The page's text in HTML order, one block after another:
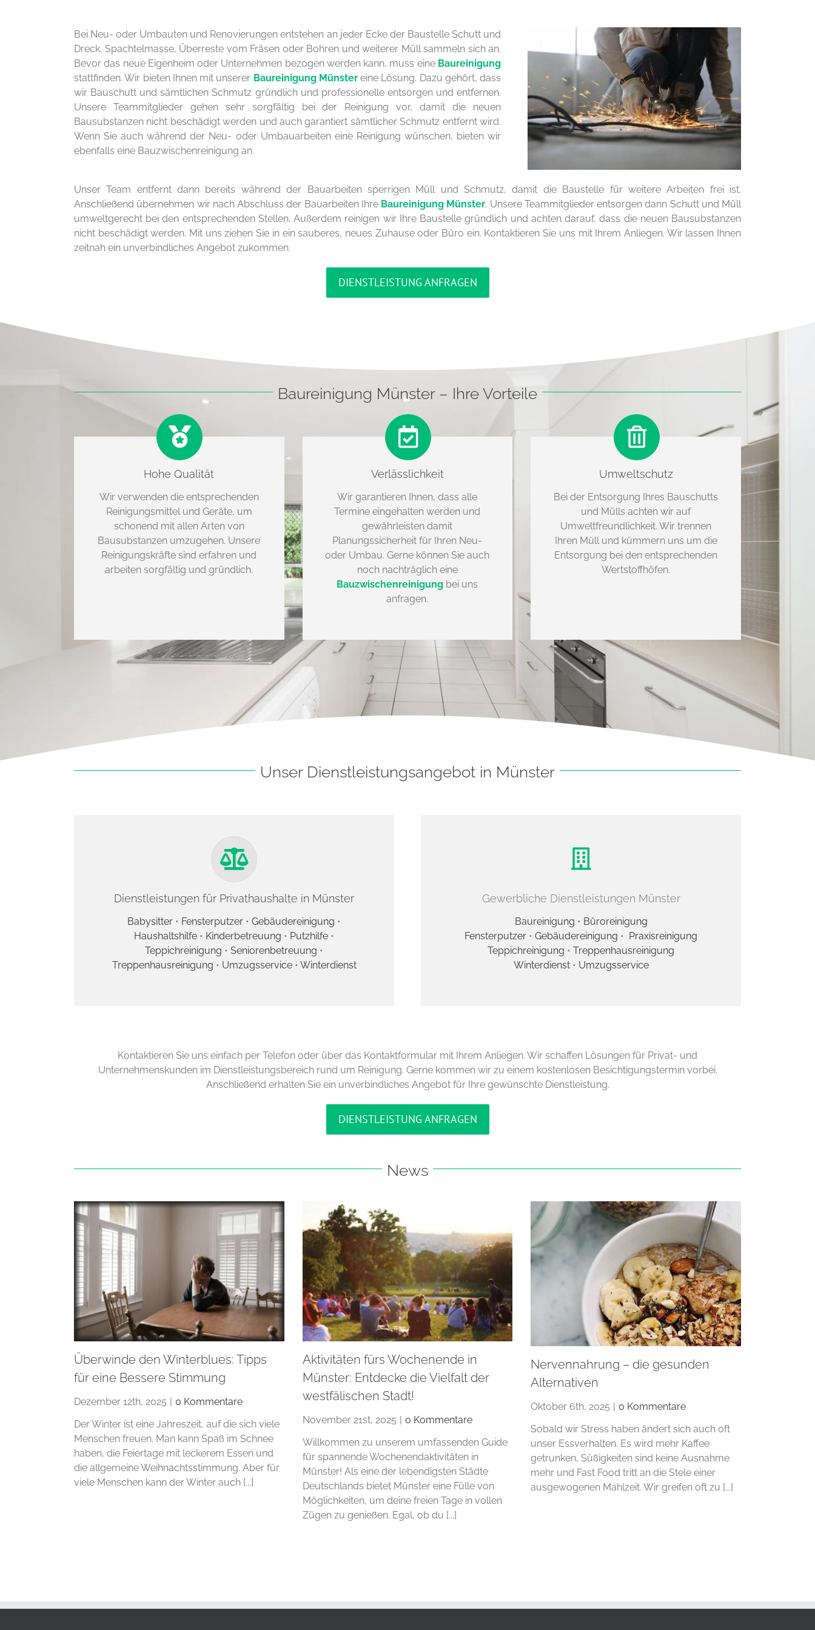
Bei Neu- oder Umbauten und Renovierungen entstehen an jeder Ecke der Baustelle Schutt und
Dreck. Spachtelmasse, Überreste vom Fräsen oder Bohren und weiterer Müll sammeln sich an.
Bevor das neue Eigenheim oder Unternehmen bezogen werden kann, muss eine Baureinigung
stattfinden. Wir bieten Ihnen mit unserer Baureinigung Münstereine Lösung. Dazu gehört, dass
wir Bauschutt und sämtlichen Schmutz gründlich und professionelle entsorgen und entfernen.
Unsere Teammitglieder gehen sehr sorgfältig bei der Reinigung vor, damit die neuen
Bausubstanzen nicht beschädigt werden und auch garantiert sämtlicher Schmutz entfernt wird.
Wenn Sie auch während der Neu- oder Umbauarbeiten eine Reinigung wünschen, bieten wir
ebenfalls eine Bauzwischenreinigung an.
Unser Team entfernt dann bereits während der Bauarbeiten sperrigen Müll und Schmutz, damit die Baustelle für weitere Arbeiten frei ist.
Anschließend übernehmen wir nach Abschluss der Bauarbeiten Ihre Baureinigung Münster. Unsere Teammitglieder entsorgen dann Schutt und Müll
umweltgerecht bei den entsprechenden Stellen. Außerdem reinigen wir Ihre Baustelle gründlich und achten darauf, dass die neuen Bausubstanzen
nicht beschädigt werden. Mit uns ziehen Sie in ein sauberes, neues Zuhause oder Büro ein. Kontaktieren Sie uns mit Ihrem Anliegen. Wir lassen Ihnen
zeitnah ein unverbindliches Angebot zukommen.
DIENSTLEISTUNG ANFRAGEN
Baureinigung Münster – Ihre Vorteile
Hohe Qualität
Wir verwenden die entsprechenden
Reinigungsmittel und Geräte, um
schonend mit allen Arten von
Bausubstanzen umzugehen. Unsere
Reinigungskräfte sind erfahren und
arbeiten sorgfältig und gründlich.
Verlässlichkeit
Wir garantieren Ihnen, dass alle
Termine eingehalten werden und
gewährleisten damit
Planungssicherheit für Ihren Neu-
oder Umbau. Gerne können Sie auch
noch nachträglich eine
Bauzwischenreinigung bei uns
anfragen.
Umweltschutz
Bei der Entsorgung Ihres Bauschutts
und Mülls achten wir auf
Umweltfreundlichkeit. Wir trennen
Ihren Müll und kümmern uns um die
Entsorgung bei den entsprechenden
Wertstoffhöfen.
Unser Dienstleistungsangebot in Münster
Dienstleistungen für Privathaushalte in Münster
Babysitter • Fensterputzer • Gebäudereinigung •
Haushaltshilfe • Kinderbetreuung • Putzhilfe •
Teppichreinigung • Seniorenbetreuung •
Treppenhausreinigung • Umzugsservice • Winterdienst
Gewerbliche Dienstleistungen Münster
Baureinigung • Büroreinigung
Fensterputzer • Gebäudereinigung • Praxisreinigung
Teppichreinigung • Treppenhausreinigung
Winterdienst• Umzugsservice
Kontaktieren Sie uns einfach per Telefon oder über das Kontaktformular mit Ihrem Anliegen. Wir schaffen Lösungen für Privat- und
Unternehmenskunden im Dienstleistungsbereich rund um Reinigung. Gerne kommen wir zu einem kostenlosen Besichtigungstermin vorbei.
Anschließend erhalten Sie ein unverbindliches Angebot für Ihre gewünschte Dienstleistung.
DIENSTLEISTUNG ANFRAGEN
News
Überwinde den Winterblues: Tipps
für eine Bessere Stimmung
Dezember 12th, 2025
0 Kommentare
Der Winter ist eine Jahreszeit, auf die sich viele
Menschen freuen. Man kann Spaß im Schnee
haben, die Feiertage mit leckerem Essen und
die allgemeine Weihnachtsstimmung. Aber für
viele Menschen kann der Winter auch [...]
Aktivitäten fürs Wochenende in
Münster: Entdecke die Vielfalt der
westfälischen Stadt!
November 21st, 2025
0 Kommentare
Willkommen zu unserem umfassenden Guide
für spannende Wochenendaktivitäten in
Münster! Als eine der lebendigsten Städte
Deutschlands bietet Münster eine Fülle von
Möglichkeiten, um deine freien Tage in vollen
Zügen zu genießen. Egal, ob du [...]
Nervennahrung – die gesunden
Alternativen
Oktober 6th, 2025 | 0 Kommentare
Sobald wir Stress haben ändert sich auch oft
unser Essverhalten. Es wird mehr Kaffee
getrunken, Süßigkeiten sind keine Ausnahme
mehr und Fast Food tritt an die Stele einer
ausgewogenen Mahlzeit. Wir greifen oft zu [...]